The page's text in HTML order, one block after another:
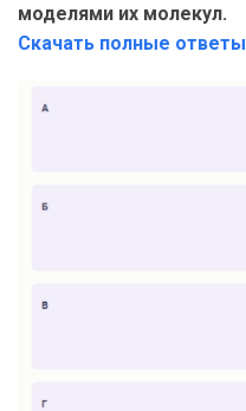
моделями их молекул.
Скачать полные ответы